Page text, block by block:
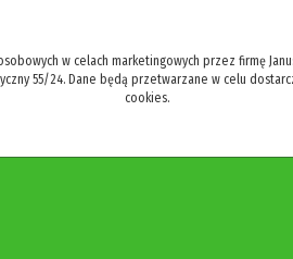
w celach marketingowych przez firmę
55/24. Dane będą przetwarzane w celu
cookies.